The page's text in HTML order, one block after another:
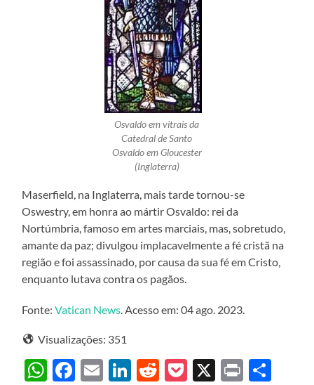
Osvaldo em vitrais da
Catedral de Santo
Osvaldo em Gloucester
(Inglaterra)
Maserfield, na Inglaterra, mais tarde tornou-se
Oswestry, em honra ao mártir Osvaldo: rei da
Nortúmbria, famoso em artes marciais, mas, sobretudo,
amante da paz; divulgou implacavelmente a fé cristã na
região e foi assassinado, por causa da sua fé em Cristo,
enquanto lutava contra os pagãos.
Fonte:Vatican News. Acesso em: 04 ago. 2023.
Visualizações: 351
WhatsApp
Facebook
EmailLinkedIn
Reddit
Pocket
X Print